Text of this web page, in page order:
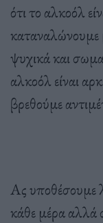
ότι το αλκοόλ
καταναλώνουμε
ψυχικά και
αλκοόλ είναι
βρεθούμε
Ας υποθέσουμε
κάθε μέρα αλλά